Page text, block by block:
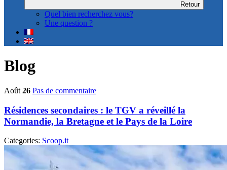
Retour
Quel bien recherchez vous?
Une question ?
Blog
Août 26 Pas de commentaire
Résidences secondaires : le TGV a réveillé la
Normandie, la Bretagne et le Pays de la Loire
Categories: Scoop.it